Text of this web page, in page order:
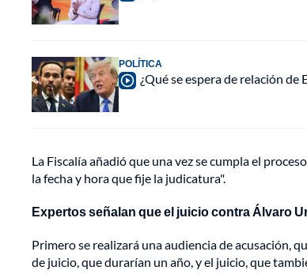
POLÍTICA
¿Qué se espera de relación
La Fiscalía añadió que una vez se cumpla el
la fecha y hora que fije la judicatura".
Expertos señalan que el juicio contra Álvaro
Primero se realizará una audiencia de acusación,
de juicio, que durarían un año, y el juicio, que